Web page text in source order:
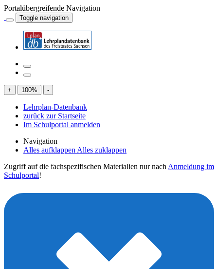
Portalübergreifende Navigation
Toggle navigation
+ 100% -
Lehrplan-Datenbank
zurück zur Startseite
Im Schulportal anmelden
Navigation
Alles aufklappen Alles zuklappen
Zugriff auf die fachspezifischen Materialien nur nach Anmeldung im
Schulportal!